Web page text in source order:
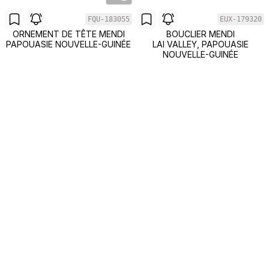
FQU-183055
ORNEMENT DE TÊTE MENDI
PAPOUASIE NOUVELLE-GUINÉE
EUX-179320
BOUCLIER MENDI
LAI VALLEY, PAPOUASIE
NOUVELLE-GUINÉE